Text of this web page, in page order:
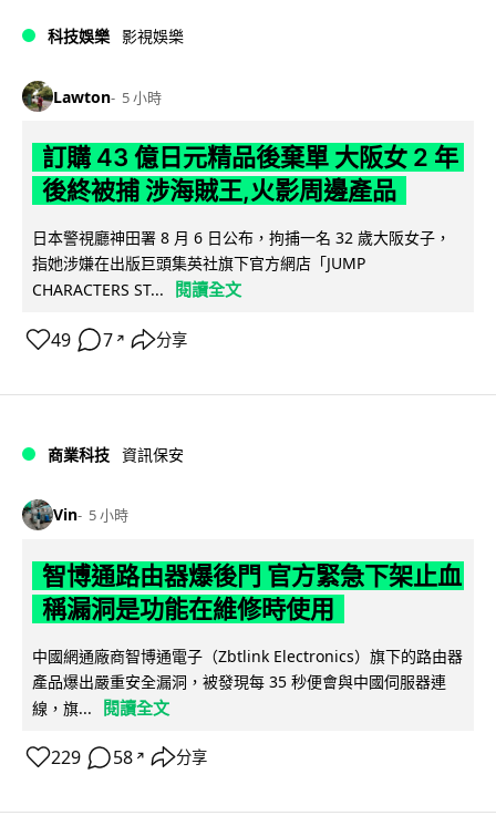
科技娛樂 影視娛樂
Lawton 5 小時
訂購 43 億日元精品後棄單 大阪女 2 年
後終被捕 涉海賊王,火影周邊產品
日本警視廳神田署 8 月 6 日公布，拘捕一名 32 歲大阪女子，
指她涉嫌在出版巨頭集英社旗下官方網店「JUMP
CHARACTERS ST...
閱讀全文
49 7 ↗ 分享
商業科技 資訊保安
Vin 5 小時
智博通路由器爆後門 官方緊急下架止血
稱漏洞是功能在維修時使用
中國網通廠商智博通電子（Zbtlink Electronics）旗下的路由器
產品爆出嚴重安全漏洞，被發現每 35 秒便會與中國伺服器連
線，旗...
閱讀全文
229 58 ↗ 分享